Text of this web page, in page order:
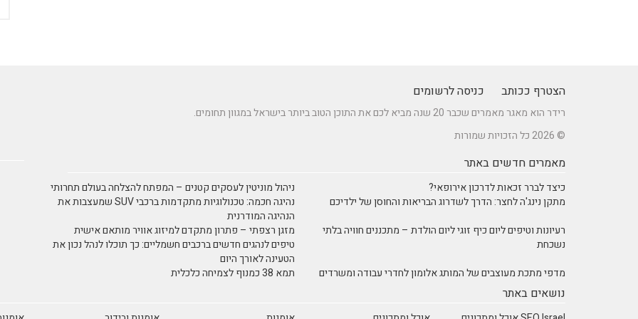
הצטרף ככותב כניסה לרשומים
רידר הוא מאגר מאמרים שכבר 20 שנה מביא לכם את התוכן הטוב ביותר בישראל במגוון תחומים.
© 2026 כל הזכויות שמורות
מאמרים חדשים באתר
כיצד לברר זכאות לדרכון אירופאי?
ניהול מוניטין לעסקים קטנים – המפתח להצלחה בעולם תחרותי
מתקן נינג'ה לחצר: הדרך לשדרוג הבריאות והחוסן של ילדיכם
נהיגה חכמה: טכנולוגיות מתקדמות ברכבי SUV שמעצבות את
הנהיגה המודרנית
רעיונות וטיפים ליום כיף זוגי ליום הולדת – מתכננים חוויה בלתי
נשכחת
מזגן רצפתי – פתרון מתקדם למיזוג אוויר מותאם אישית
טיפים לנהגים חדשים ברכבים חשמליים: כך תוכלו לנהל נכון את
הטעינה לאורך היום
מדפי מתכת מעוצבים של המותג אלומון לחדרי עבודה ומשרדים
תמא 38 כמנוף לצמיחה כלכלית
נושאים באתר